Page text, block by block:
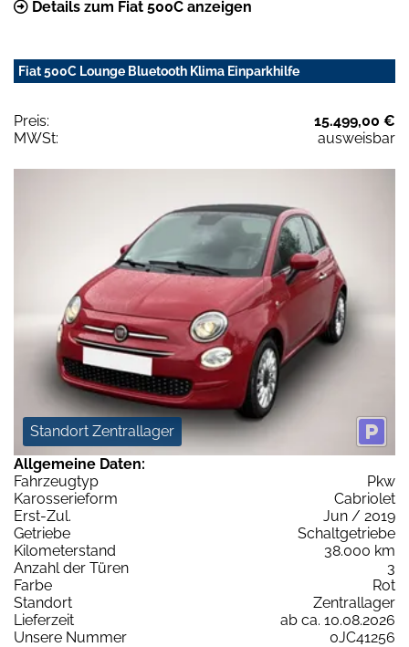
Details zum Fiat 500C anzeigen
Fiat 500C Lounge Bluetooth Klima Einparkhilfe
Preis:
15.499,00 €
MWSt:
ausweisbar
Standort Zentrallager
Allgemeine Daten:
Fahrzeugtyp
Pkw
Karosserieform
Cabriolet
Erst-Zul.
Jun / 2019
Getriebe
Schaltgetriebe
Kilometerstand
38.000 km
Anzahl der Türen
3
Farbe
Rot
Standort
Zentrallager
Lieferzeit
ab ca. 10.08.2026
Unsere Nummer
0JC41256